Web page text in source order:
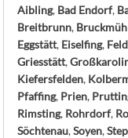
Aibling, Bad Endorf,
Breitbrunn,
Eggstätt, Eiselfing,
Griesstätt,
Kiefersfelden,
Pfaffing, Prien,
Rimsting, Rohrdorf,
Söchtenau,Soyen,